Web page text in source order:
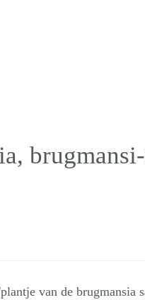
van de brugmansia